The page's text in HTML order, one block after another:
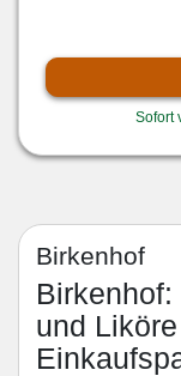
Sofort
Birkenhof
und